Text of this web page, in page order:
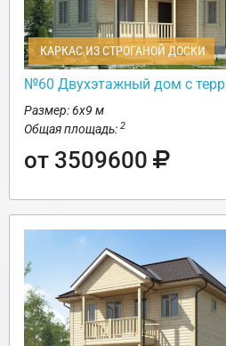
КАРКАС ИЗ СТРОГАНОЙ ДОСКИ
№60 Двухэтажный дом с
Размер: 6х9 м
Общая площадь: 2
от 3509600